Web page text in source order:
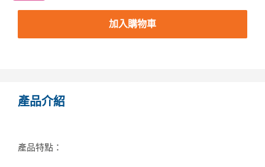
加入購物車
產品介紹
產品特點：